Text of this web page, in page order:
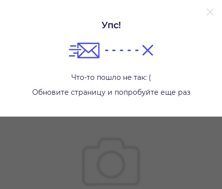
Упс!
Что-то пошло не так: (
Обновите страницу и попробуйте еще раз